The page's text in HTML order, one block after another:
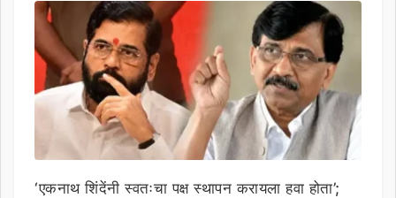
‘एकनाथ शिंदेंनी स्वतःचा पक्ष स्थापन करायला हवा होता’;